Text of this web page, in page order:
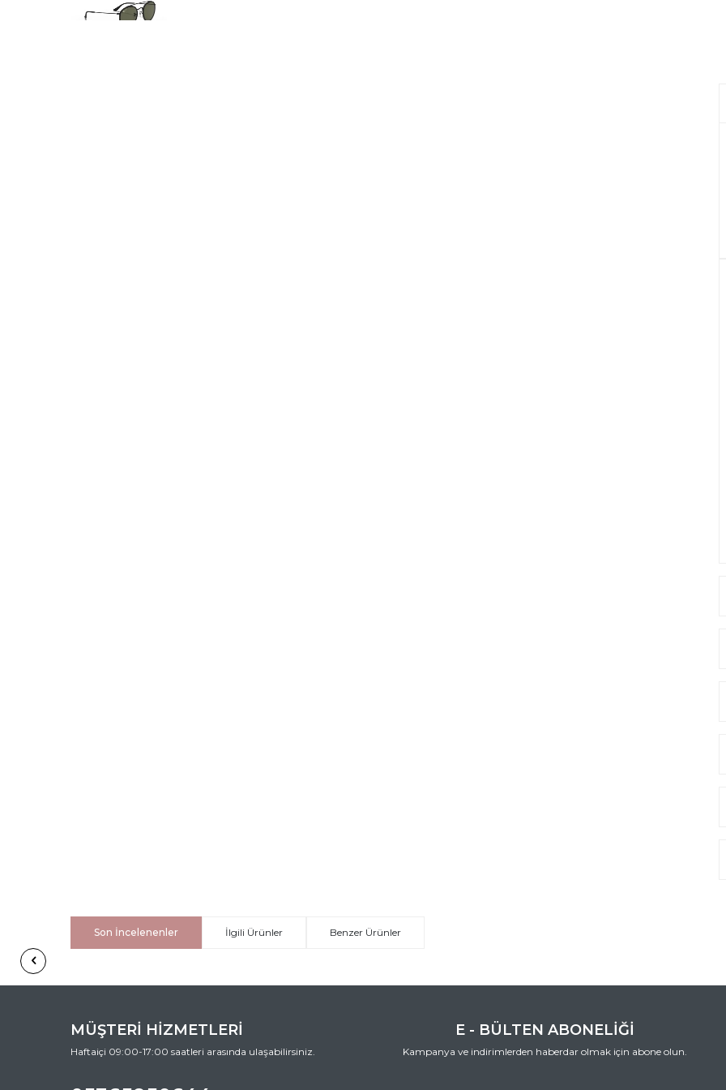
Son İncelenenler İlgili Ürünler Benzer Ürünler
MÜŞTERİ HİZMETLERİ
Haftaiçi 09:00-17:00 saatleri arasında ulaşabilirsiniz.
E - BÜLTEN ABONELİĞİ
Kampanya ve indirimlerden haberdar olmak için abone olun.